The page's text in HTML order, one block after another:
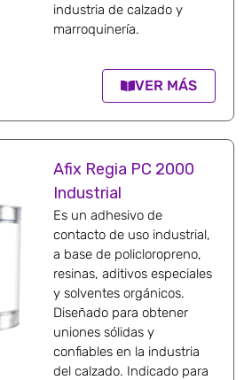
industria de calzado y
marroquinería.
VER MÁS
Afix Regia PC 2000
Industrial
Es un adhesivo de
contacto de uso industrial,
a base de policloropreno,
resinas, aditivos especiales
y solventes orgánicos.
Diseñado para obtener
uniones sólidas y
confiables en la industria
del calzado. Indicado para